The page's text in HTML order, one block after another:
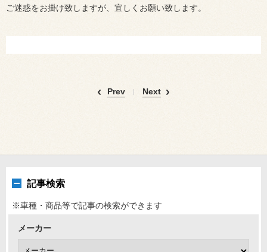
ご迷惑をお掛け致しますが、宜しくお願い致します。
Prev Next
記事検索
※車種・商品等で記事の検索ができます
メーカー